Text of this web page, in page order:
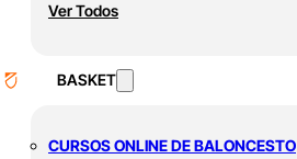
Ver Todos
BASKET
CURSOS ONLINE DE BALONCESTO